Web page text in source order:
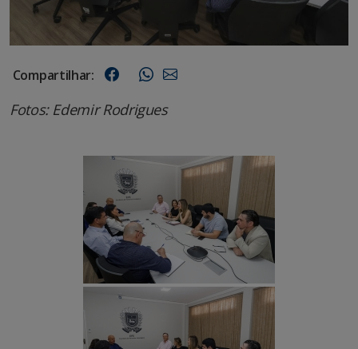
Compartilhar:
Fotos: Edemir Rodrigues